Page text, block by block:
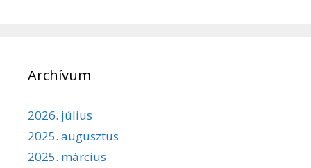
Archívum
2026. július
2025. augusztus
2025. március